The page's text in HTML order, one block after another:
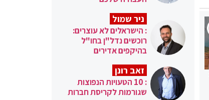
ניר שמול
: הישראלים לא עוצרים:
רוכשים נדל"ן בחו"ל
בהיקפים אדירים
זאב רונן
: 10 הטעויות הנפוצות
שגורמות לקריסת חברות